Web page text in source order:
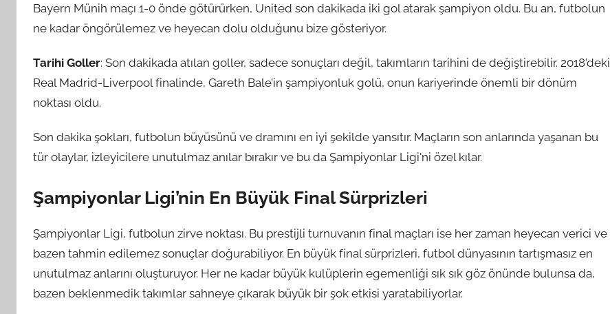
Bayern Münih maçı 1-0 önde götürürken, United son dakikada iki gol atarak şampiyon oldu. Bu an, futbolun
ne kadar öngörülemez ve heyecan dolu olduğunu bize gösteriyor.
Tarihi Goller: Son dakikada atılan goller, sadece sonuçları değil, takımların tarihini de değiştirebilir. 2018’deki
Real Madrid-Liverpool finalinde, Gareth Bale’in şampiyonluk golü, onun kariyerinde önemli bir dönüm
noktası oldu.
Son dakika şokları, futbolun büyüsünü ve dramını en iyi şekilde yansıtır. Maçların son anlarında yaşanan bu
tür olaylar, izleyicilere unutulmaz anılar bırakır ve bu da Şampiyonlar Ligi'ni özel kılar.
Şampiyonlar Ligi’nin En Büyük Final Sürprizleri
Şampiyonlar Ligi, futbolun zirve noktası. Bu prestijli turnuvanın final maçları ise her zaman heyecan verici ve
bazen tahmin edilemez sonuçlar doğurabiliyor. En büyük final sürprizleri, futbol dünyasının tartışmasız en
unutulmaz anlarını oluşturuyor. Her ne kadar büyük kulüplerin egemenliği sık sık göz önünde bulunsa da,
bazen beklenmedik takımlar sahneye çıkarak büyük bir şok etkisi yaratabiliyorlar.